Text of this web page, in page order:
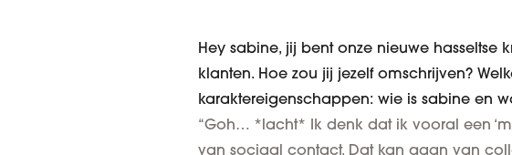
Hey sabine, jij bent onze nieuwe
klanten. Hoe zou jij jezelf omschrijven?
karaktereigenschappen: wie is sabine en
“Goh… *lacht* Ik denk dat ik vooral een
van sociaal contact. Dat kan gaan van